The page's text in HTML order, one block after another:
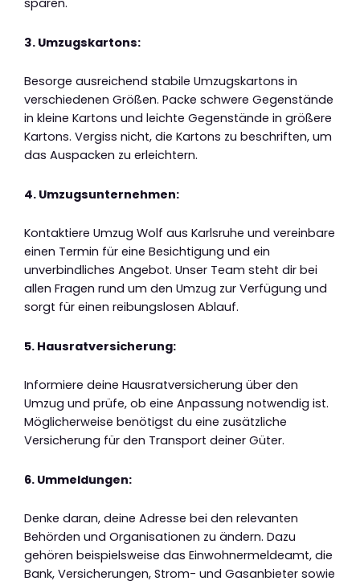
sparen.
3. Umzugskartons:
Besorge ausreichend stabile Umzugskartons in
verschiedenen Größen. Packe schwere Gegenstände
in kleine Kartons und leichte Gegenstände in größere
Kartons. Vergiss nicht, die Kartons zu beschriften, um
das Auspacken zu erleichtern.
4. Umzugsunternehmen:
Kontaktiere Umzug Wolf aus Karlsruhe und vereinbare
einen Termin für eine Besichtigung und ein
unverbindliches Angebot. Unser Team steht dir bei
allen Fragen rund um den Umzug zur Verfügung und
sorgt für einen reibungslosen Ablauf.
5. Hausratversicherung:
Informiere deine Hausratversicherung über den
Umzug und prüfe, ob eine Anpassung notwendig ist.
Möglicherweise benötigst du eine zusätzliche
Versicherung für den Transport deiner Güter.
6. Ummeldungen:
Denke daran, deine Adresse bei den relevanten
Behörden und Organisationen zu ändern. Dazu
gehören beispielsweise das Einwohnermeldeamt, die
Bank, Versicherungen, Strom- und Gasanbieter sowie